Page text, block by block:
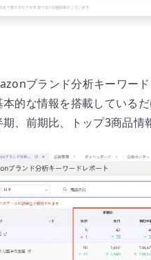
ブランド分析キーワー
的な情報を搭載している
、前期比、トップ3商品情